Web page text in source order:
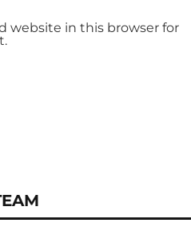
website in this browser for